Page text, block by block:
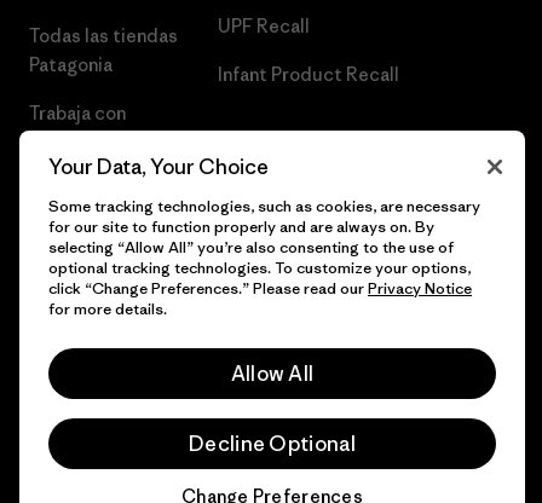
Todas las tiendas
Patagonia
Trabaja con
UPF Recall
Infant Product Recall
© 2026 Patagonia, Inc. Todos los derechos reservados.
Your Data, Your Choice
Some tracking technologies, such as cookies, are necessary
for our site to function properly and are always on. By
selecting “Allow All” you’re also consenting to the use of
optional tracking technologies. To customize your options,
click “Change Preferences.” Please read ourPrivacy Notice
for more details.
Allow All
Decline Optional
Change Preferences